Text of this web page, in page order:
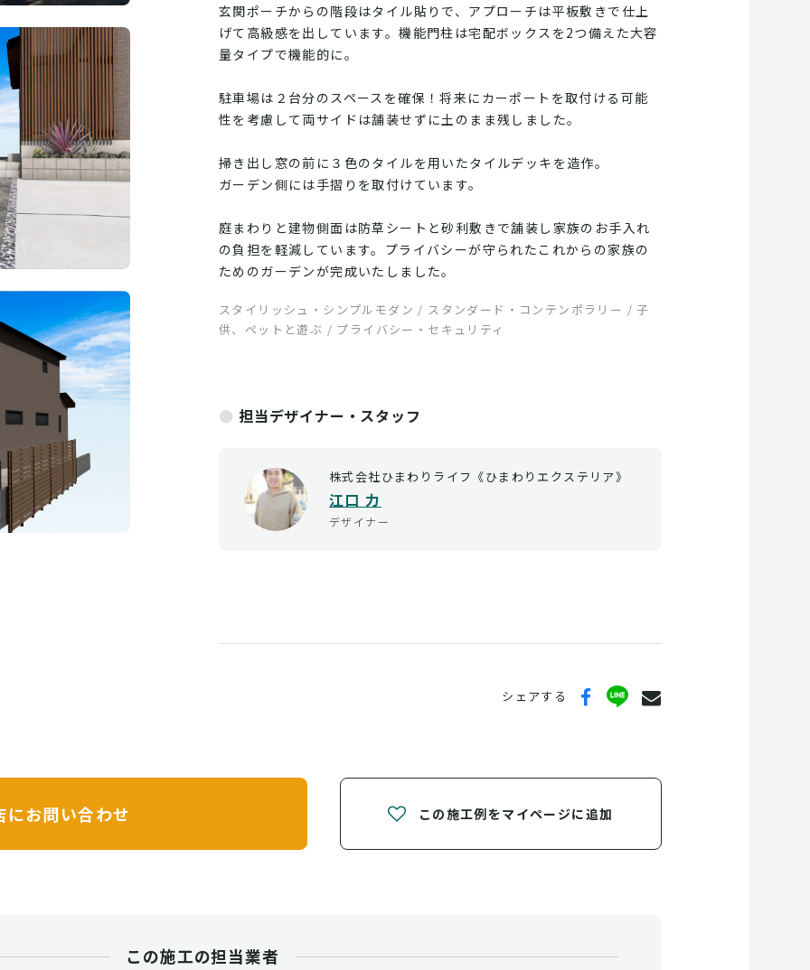
玄関ポーチからの階段はタイル貼りで、アプローチは平板敷きで仕上
げて高級感を出しています。機能門柱は宅配ボックスを2つ備えた大容
量タイプで機能的に。
駐車場は２台分のスペースを確保！将来にカーポートを取付ける可能
性を考慮して両サイドは舗装せずに土のまま残しました。
掃き出し窓の前に３色のタイルを用いたタイルデッキを造作。
ガーデン側には手摺りを取付けています。
庭まわりと建物側面は防草シートと砂利敷きで舗装し家族のお手入れ
の負担を軽減しています。プライバシーが守られたこれからの家族の
ためのガーデンが完成いたしました。
スタイリッシュ・シンプルモダン / スタンダード・コンテンポラリー / 子
供、ペットと遊ぶ / プライバシー・セキュリティ
担当デザイナー・スタッフ
株式会社ひまわりライフ《ひまわりエクステリア》
江口 力
デザイナー
シェアする
にお問い合わせ この施工例をマイページに追加
この施工の担当業者